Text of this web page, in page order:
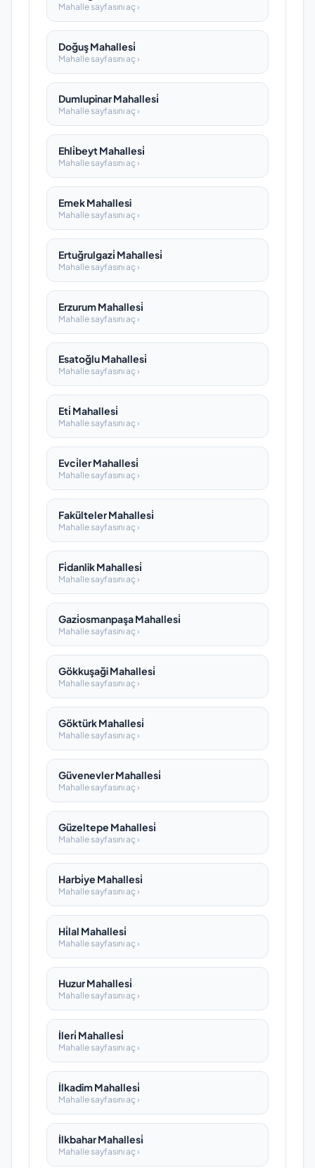
Mahalle sayfasını aç ›
Doğuş Mahallesi̇
Mahalle sayfasını aç ›
Dumlupinar Mahallesi̇
Mahalle sayfasını aç ›
Ehli̇beyt Mahallesi̇
Mahalle sayfasını aç ›
Emek Mahallesi
Mahalle sayfasını aç ›
Ertuğrulgazi̇ Mahallesi̇
Mahalle sayfasını aç ›
Erzurum Mahallesi̇
Mahalle sayfasını aç ›
Esatoğlu Mahallesi̇
Mahalle sayfasını aç ›
Eti̇ Mahallesi̇
Mahalle sayfasını aç ›
Evci̇ler Mahallesi̇
Mahalle sayfasını aç ›
Fakülteler Mahallesi̇
Mahalle sayfasını aç ›
Fi̇danlik Mahallesi̇
Mahalle sayfasını aç ›
Gazi̇osmanpaşa Mahallesi̇
Mahalle sayfasını aç ›
Gökkuşaği Mahallesi̇
Mahalle sayfasını aç ›
Göktürk Mahallesi̇
Mahalle sayfasını aç ›
Güvenevler Mahallesi̇
Mahalle sayfasını aç ›
Güzeltepe Mahallesi̇
Mahalle sayfasını aç ›
Harbi̇ye Mahallesi̇
Mahalle sayfasını aç ›
Hi̇lal Mahallesi̇
Mahalle sayfasını aç ›
Huzur Mahallesi̇
Mahalle sayfasını aç ›
İleri̇ Mahallesi̇
Mahalle sayfasını aç ›
İlkadim Mahallesi̇
Mahalle sayfasını aç ›
İlkbahar Mahallesi̇
Mahalle sayfasını aç ›